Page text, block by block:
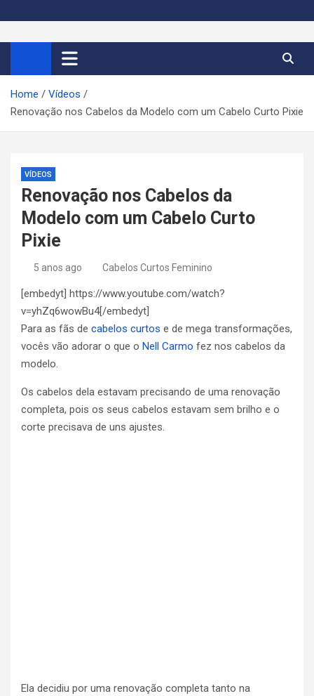
i
t
o
Cortes de Cabelo Curto
Feminino 2026
Moda e tendências dos cabelos curtos femininos 2026
Home
Vídeos
Renovação nos Cabelos da Modelo com um Cabelo Curto Pixie
VÍDEOS
Renovação nos Cabelos da
Modelo com um Cabelo Curto
Pixie
5 anos ago Cabelos Curtos Feminino
[embedyt] https://www.youtube.com/watch?
v=yhZq6wowBu4[/embedyt]
Para as fãs de cabelos curtos e de mega transformações,
vocês vão adorar o que o Nell Carmo fez nos cabelos da
modelo.
Os cabelos dela estavam precisando de uma renovação
completa, pois os seus cabelos estavam sem brilho e o
corte precisava de uns ajustes.
Ela decidiu por uma renovação completa tanto na